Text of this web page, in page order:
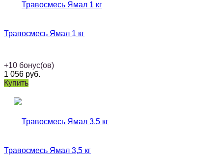
Травосмесь Ямал 1 кг
+10 бонус(ов)
1 056 руб.
Купить
Травосмесь Ямал 3,5 кг